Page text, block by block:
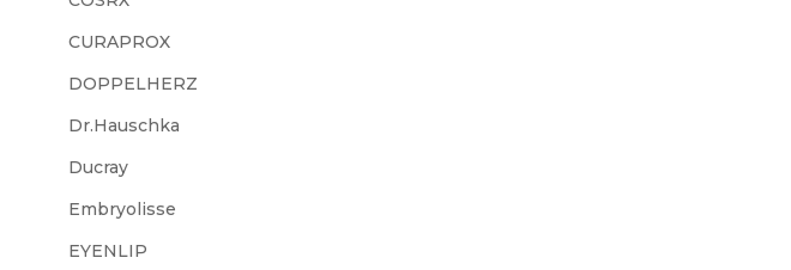
CURAPROX
DOPPELHERZ
Dr.Hauschka
Ducray
Embryolisse
EYENLIP